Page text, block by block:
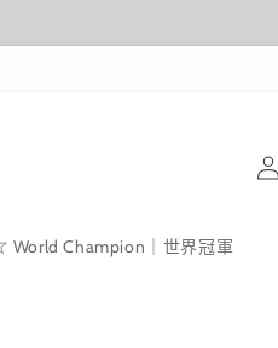
World Champion｜世界冠軍
登
入